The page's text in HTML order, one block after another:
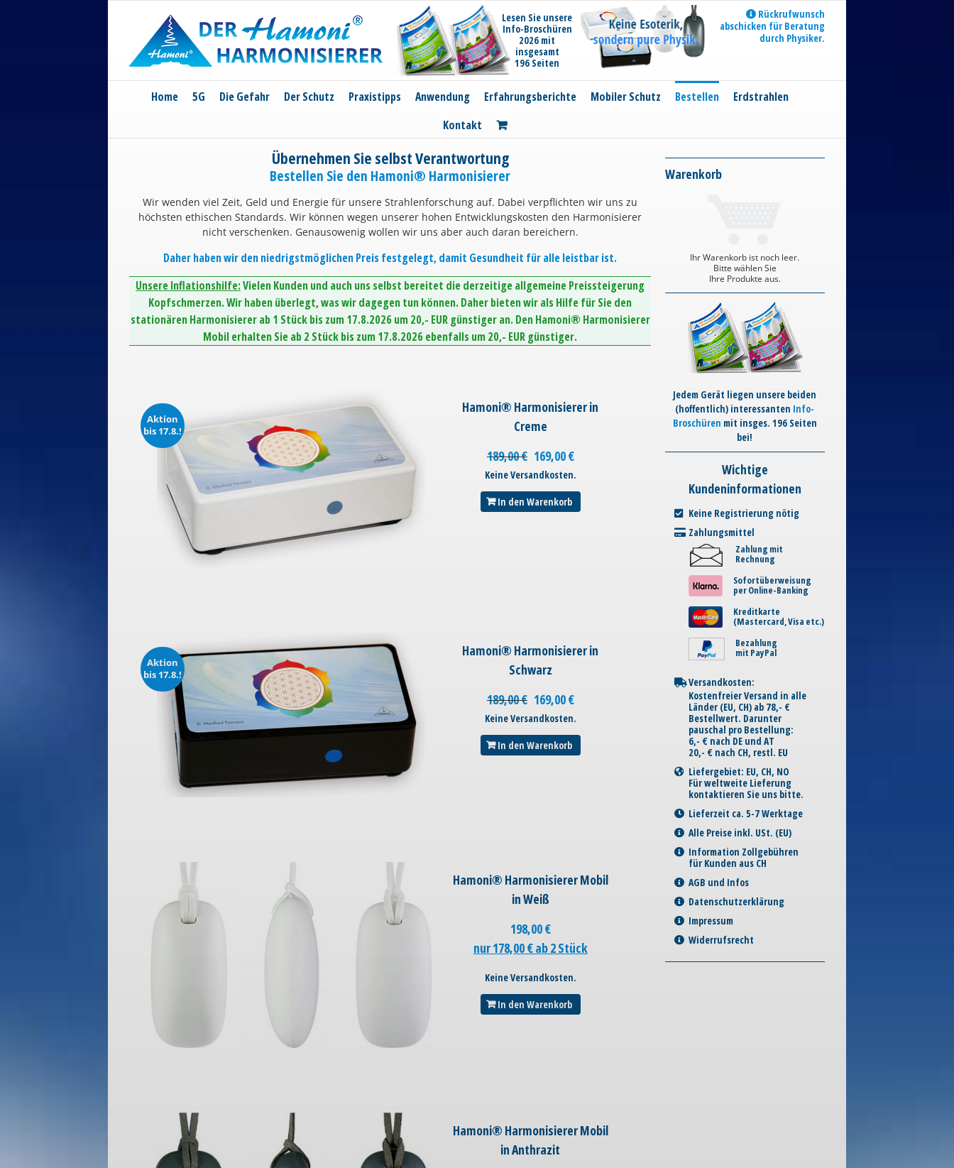
Lesen Sie unsere
Info-Broschüren
2026 mit
insgesamt
196 Seiten
Rückrufwunsch
abschicken für Beratung
durch Physiker.
Home 5G Die Gefahr Der Schutz Praxistipps Anwendung Erfahrungsberichte Mobiler Schutz Bestellen
Erdstrahlen
Kontakt
Übernehmen Sie selbst Verantwortung
Bestellen Sie den Hamoni® Harmonisierer
Wir wenden viel Zeit, Geld und Energie für unsere Strahlenforschung auf. Dabei verpflichten wir uns zu
höchsten ethischen Standards. Wir können wegen unserer hohen Entwicklungskosten den Harmonisierer
nicht verschenken. Genausowenig wollen wir uns aber auch daran bereichern.
Daher haben wir den niedrigstmöglichen Preis festgelegt, damit Gesundheit für alle leistbar ist.
Unsere Inflationshilfe:Vielen Kunden und auch uns selbst bereitet die derzeitige allgemeine Preissteigerung
Kopfschmerzen. Wir haben überlegt, was wir dagegen tun können. Daher bieten wir als Hilfe für Sie den
stationären Harmonisierer ab 1 Stück bis zum 17.8.2026 um 20,- EUR günstiger an. Den Hamoni® Harmonisierer
Mobil erhalten Sie ab 2 Stück bis zum 17.8.2026 ebenfalls um 20,- EUR günstiger.
Aktion
bis 17.8.!
Hamoni® Harmonisierer in
Creme
189,00€ 169,00€
Keine Versandkosten.
In den Warenkorb
Aktion
bis 17.8.!
Hamoni® Harmonisierer in
Schwarz
189,00€ 169,00€
Keine Versandkosten.
In den Warenkorb
Hamoni® Harmonisierer Mobil
in Weiß
198,00€
nur 178,00 € ab 2 Stück
Keine Versandkosten.
In den Warenkorb
Hamoni® Harmonisierer Mobil
in Anthrazit
Warenkorb
Ihr Warenkorb ist noch leer.
Bitte wählen Sie
Ihre Produkte aus.
Jedem Gerät liegen unsere beiden
(hoffentlich) interessanten Info-
Broschüren mit insges. 196 Seiten
bei!
Wichtige
Kundeninformationen
Keine Registrierung nötig
Zahlungsmittel
Zahlung mit
Rechnung
Sofortüberweisung
per Online-Banking
Kreditkarte
(Mastercard, Visa etc.)
Bezahlung
mit PayPal
Versandkosten:
Kostenfreier Versand in alle
Länder (EU, CH) ab 78,- €
Bestellwert. Darunter
pauschal pro Bestellung:
6,- € nach DE und AT
20,- € nach CH, restl. EU
Liefergebiet: EU, CH, NO
Für weltweite Lieferung
kontaktieren Sie uns bitte.
Lieferzeit ca. 5-7 Werktage
Alle Preise inkl. USt. (EU)
Information Zollgebühren
für Kunden aus CH
AGB und Infos
Datenschutzerklärung
Impressum
Widerrufsrecht